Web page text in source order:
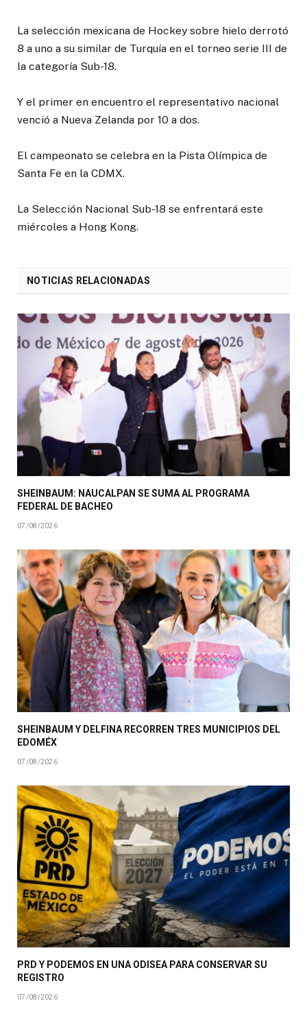
La selección mexicana de Hockey sobre hielo derrotó
8 a uno a su similar de Turquía en el torneo serie III de
la categoría Sub-18.
Y el primer en encuentro el representativo nacional
venció a Nueva Zelanda por 10 a dos.
El campeonato se celebra en la Pista Olímpica de
Santa Fe en la CDMX.
La Selección Nacional Sub-18 se enfrentará este
miércoles a Hong Kong.
NOTICIAS RELACIONADAS
SHEINBAUM: NAUCALPAN SE SUMA AL PROGRAMA
FEDERAL DE BACHEO
07/08/2026
SHEINBAUM Y DELFINA RECORREN TRES MUNICIPIOS DEL
EDOMÉX
07/08/2026
PRD Y PODEMOS EN UNA ODISEA PARA CONSERVAR SU
REGISTRO
07/08/2026